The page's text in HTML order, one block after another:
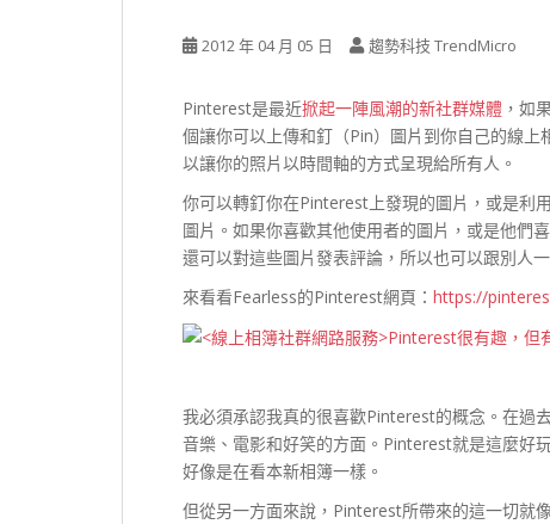
2012 年 04 月 05 日 趨勢科技 TrendMicro
Pinterest是最近掀起一陣風潮的新社群媒體 ，如
個讓你可以上傳和釘（Pin）圖片到你自己的線
以讓你的照片以時間軸的方式呈現給所有人。
你可以轉釘你在Pinterest上發現的圖片，或是利
圖片。如果你喜歡其他使用者的圖片，或是他們
還可以對這些圖片發表評論，所以也可以跟別人一
來看看Fearless的Pinterest網頁： https://
我必須承認我真的很喜歡Pinterest的概念。在過
音樂、電影和好笑的方面。Pinterest就是這麼好
好像是在看本新相簿一樣。
但從另一方面來說，Pinterest所帶來的這一切就